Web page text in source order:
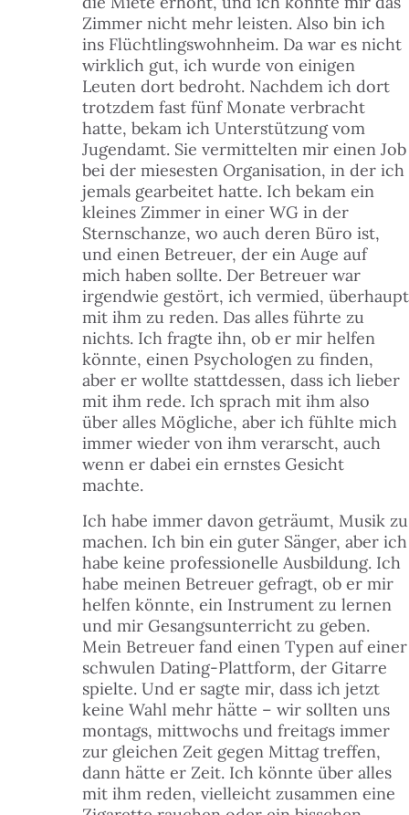
Zimmer nicht mehr leisten. Also bin ich
ins Flüchtlingswohnheim. Da war es nicht
wirklich gut, ich wurde von einigen
Leuten dort bedroht. Nachdem ich dort
trotzdem fast fünf Monate verbracht
hatte, bekam ich Unterstützung vom
Jugendamt. Sie vermittelten mir einen Job
bei der miesesten Organisation, in der ich
jemals gearbeitet hatte. Ich bekam ein
kleines Zimmer in einer WG in der
Sternschanze, wo auch deren Büro ist,
und einen Betreuer, der ein Auge auf
mich haben sollte. Der Betreuer war
irgendwie gestört, ich vermied, überhaupt
mit ihm zu reden. Das alles führte zu
nichts. Ich fragte ihn, ob er mir helfen
könnte, einen Psychologen zu finden,
aber er wollte stattdessen, dass ich lieber
mit ihm rede. Ich sprach mit ihm also
über alles Mögliche, aber ich fühlte mich
immer wieder von ihm verarscht, auch
wenn er dabei ein ernstes Gesicht
machte.
Ich habe immer davon geträumt, Musik zu
machen. Ich bin ein guter Sänger, aber ich
habe keine professionelle Ausbildung. Ich
habe meinen Betreuer gefragt, ob er mir
helfen könnte, ein Instrument zu lernen
und mir Gesangsunterricht zu geben.
Mein Betreuer fand einen Typen auf einer
schwulen Dating-Plattform, der Gitarre
spielte. Und er sagte mir, dass ich jetzt
keine Wahl mehr hätte – wir sollten uns
montags, mittwochs und freitags immer
zur gleichen Zeit gegen Mittag treffen,
dann hätte er Zeit. Ich könnte über alles
mit ihm reden, vielleicht zusammen eine